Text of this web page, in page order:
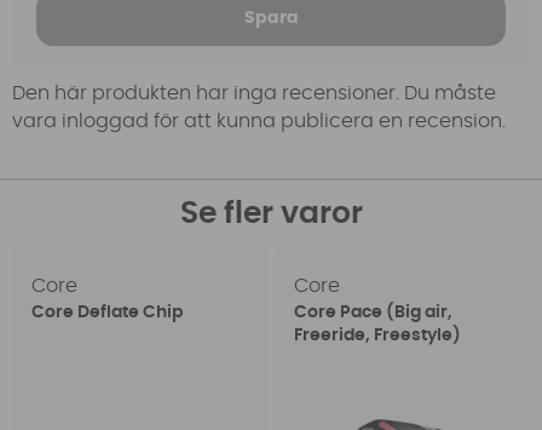
Spara
Den här produkten har inga recensioner. Du måste
vara inloggad för att kunna publicera en recension.
Se fler varor
Core
Core Deflate Chip
Core
Core Pace (Big air,
Freeride, Freestyle)